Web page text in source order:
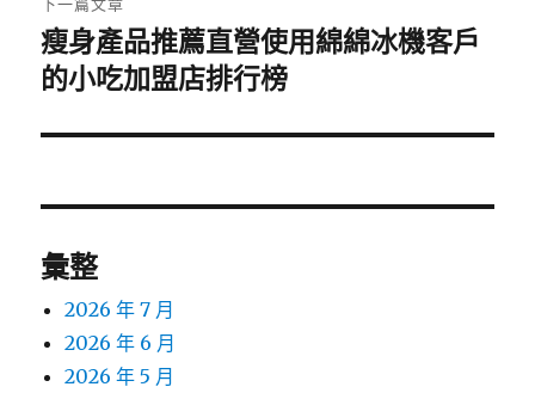
下
一
文
瘦身產品推薦直營使用綿綿冰機客戶
的小吃加盟店排行榜
彙整
2026 年 7 月
2026 年 6 月
2026 年 5 月